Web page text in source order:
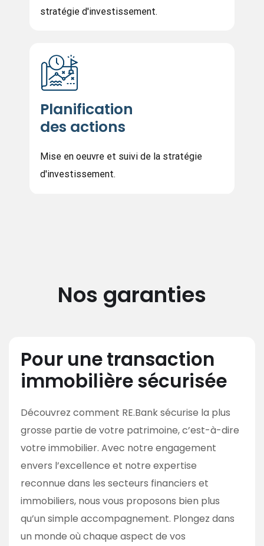
stratégie d'investissement.
Planification
des actions
Mise en oeuvre et suivi de la stratégie
d'investissement.
Nos garanties
Pour une transaction
immobilière sécurisée
Découvrez comment RE.Bank sécurise la plus
grosse partie de votre patrimoine, c’est-à-dire
votre immobilier. Avec notre engagement
envers l’excellence et notre expertise
reconnue dans les secteurs financiers et
immobiliers, nous vous proposons bien plus
qu’un simple accompagnement. Plongez dans
un monde où chaque aspect de vos